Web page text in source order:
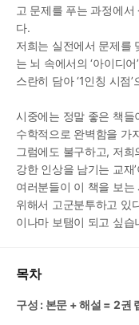
고 문제를 푸는 과정에
다.
저희는 실전에서 문제를
는 뇌 속에서의 ‘아이디
스란히 담아 ‘1인칭 시점
시중에는 정말 좋은 책들
수학적으로 완벽함을 가
그럼에도 불구하고, 저희
강한 인상을 남기는 교재
여러분들이 이 책을 보
위해서 고군분투하고 있
이나마 보탬이 되고 싶습
목차
구성 : 본문 + 해설 = 2권